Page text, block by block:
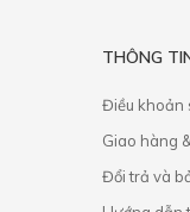
THÔNG
Điều khoản
Giao hàng
​Đổi trả và